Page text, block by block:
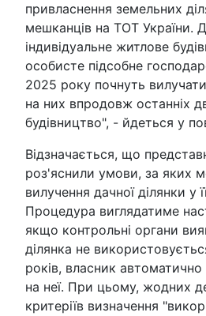
привласнення земельних
мешканців на ТОТ України.
індивідуальне житлове
особисте підсобне
2025 року почнуть
на них впродовж останніх
будівництво", - йдеться у
Відзначається, що
роз'яснили умови, за яких
вилучення дачної ділянки у
Процедура виглядатиме
якщо контрольні органи
ділянка не
років, власник
на неї. При цьому, жодних
критеріїв визначення